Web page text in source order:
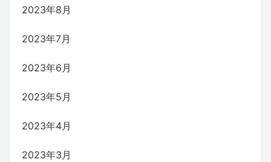
2023年8月
2023年7月
2023年6月
2023年5月
2023年4月
2023年3月